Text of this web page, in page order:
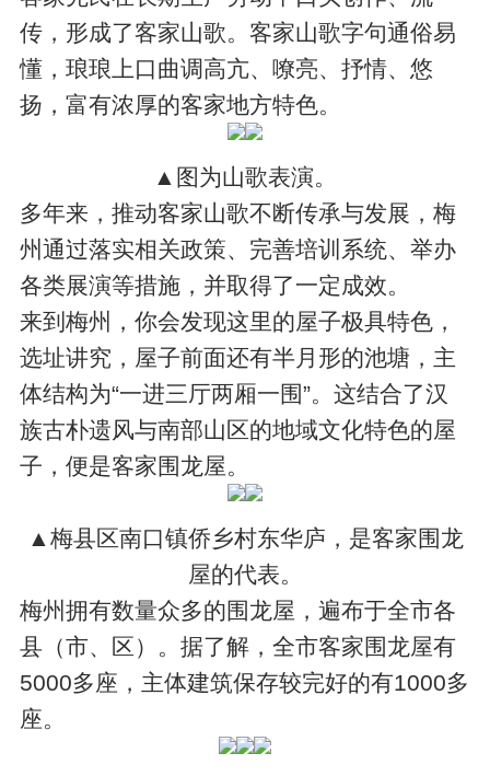
传，形成了客家山歌。客家山歌字句通俗易
懂，琅琅上口曲调高亢、嘹亮、抒情、悠
扬，富有浓厚的客家地方特色。
▲图为山歌表演。
多年来，推动客家山歌不断传承与发展，梅
州通过落实相关政策、完善培训系统、举办
各类展演等措施，并取得了一定成效。
来到梅州，你会发现这里的屋子极具特色，
选址讲究，屋子前面还有半月形的池塘，主
体结构为“一进三厅两厢一围”。这结合了汉
族古朴遗风与南部山区的地域文化特色的屋
子，便是客家围龙屋。
▲梅县区南口镇侨乡村东华庐，是客家围龙
屋的代表。
梅州拥有数量众多的围龙屋，遍布于全市各
县（市、区）。据了解，全市客家围龙屋有
5000多座，主体建筑保存较完好的有1000多
座。